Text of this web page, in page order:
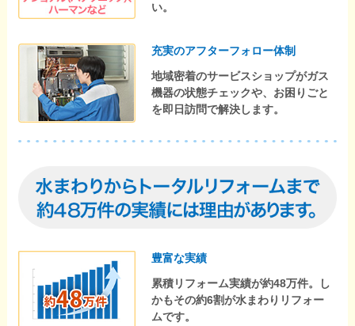
い。
充実のアフターフォロー体制
地域密着のサービスショップがガス
機器の状態チェックや、お困りごと
を即日訪問で解決します。
豊富な実績
累積リフォーム実績が約48万件。し
かもその約6割が水まわりリフォー
ムです。